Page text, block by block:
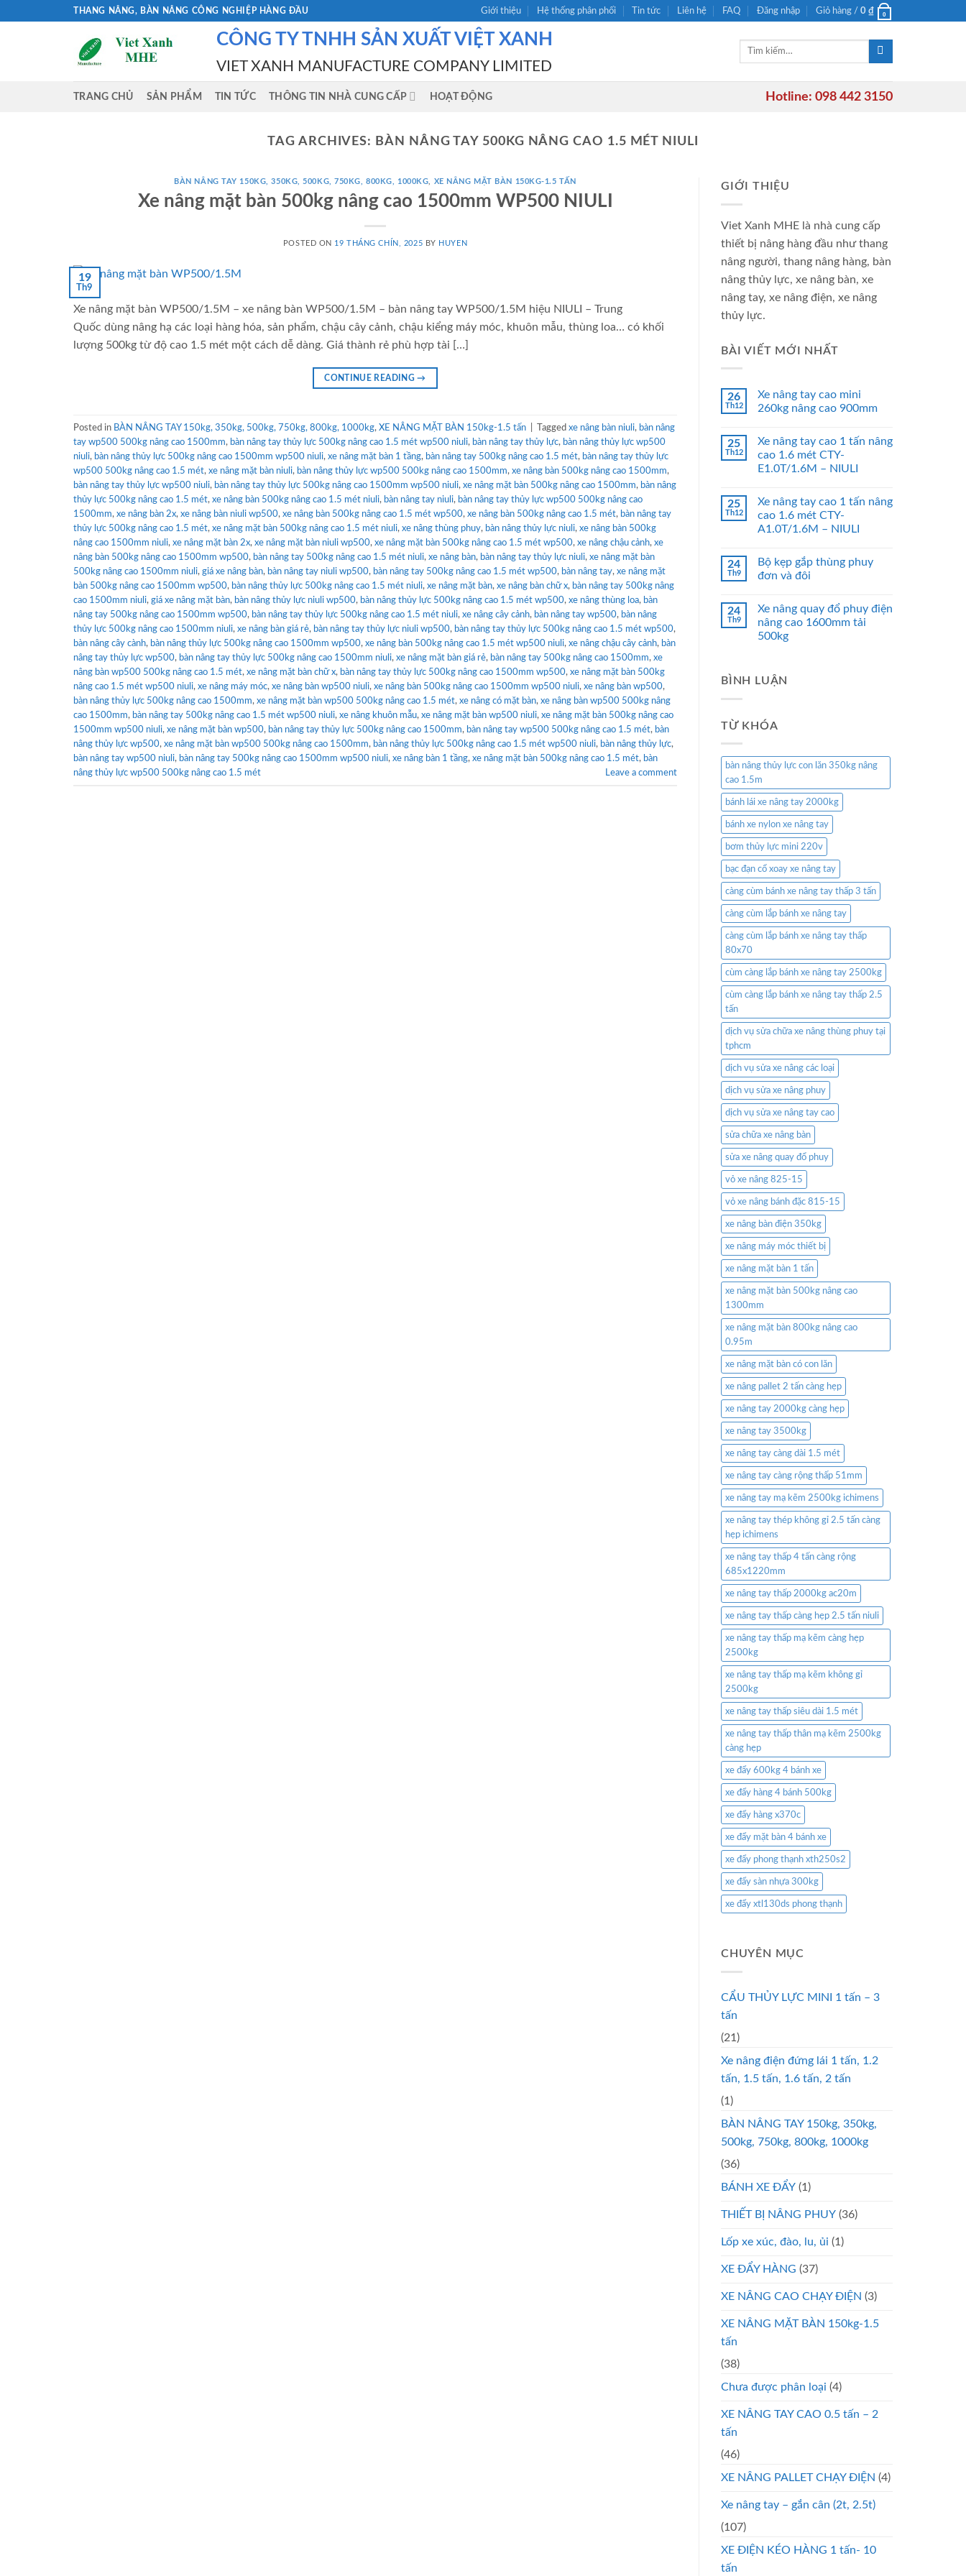
THANG NÂNG, BÀN NÂNG CÔNG NGHIỆP HÀNG ĐẦU Giới thiệu Hệ thống phân phối Tin tức Liên hệ FAQ Đăng nhập Giỏ hàng / 0 ₫ 0
CÔNG TY TNHH SẢN XUẤT VIỆT XANH
VIET XANH MANUFACTURE COMPANY LIMITED
Tìm
TRANG CHỦ SẢN PHẨM TIN TỨC THÔNG TIN NHÀ CUNG CẤP HOẠT ĐỘNG Hotline: 098 442 3150
TAG ARCHIVES: BÀN NÂNG TAY 500KG NÂNG CAO 1.5 MÉT NIULI
BÀN NÂNG TAY 150KG, 350KG, 500KG, 750KG, 800KG, 1000KG XE NÂNG MẶT BÀN 150KG-1.5 TẤN
Xe nâng mặt bàn 500kg nâng cao 1500mm WP500 NIULI
POSTED ON 19 THÁNG CHÍN, 2025 BY HUYEN
19
Th9
Xe nâng mặt bàn WP500/1.5M – xe nâng bàn WP500/1.5M – bàn nâng tay WP500/1.5M hiệu NIULI – Trung
Quốc dùng nâng hạ các loại hàng hóa, sản phẩm, chậu cây cảnh, chậu kiểng máy móc, khuôn mẫu, thùng loa… có khối
lượng 500kg từ độ cao 1.5 mét một cách dễ dàng. Giá thành rẻ phù hợp tài […]
CONTINUE READING→
Posted in BÀN NÂNG TAY 150kg, 350kg, 500kg, 750kg, 800kg, 1000kg, XE NÂNG MẶT BÀN 150kg-1.5 tấn Tagged xe nâng bàn niuli, bàn nâng
tay wp500 500kg nâng cao 1500mm, bàn nâng tay thủy lực 500kg nâng cao 1.5 mét wp500 niuli, bàn nâng tay thủy lực, bàn nâng thủy lực wp500
niuli, bàn nâng thủy lực 500kg nâng cao 1500mm wp500 niuli, xe nâng mặt bàn 1 tầng, bàn nâng tay 500kg nâng cao 1.5 mét, bàn nâng tay thủy lực
wp500 500kg nâng cao 1.5 mét, xe nâng mặt bàn niuli, bàn nâng thủy lực wp500 500kg nâng cao 1500mm, xe nâng bàn 500kg nâng cao 1500mm,
bàn nâng tay thủy lực wp500 niuli, bàn nâng tay thủy lực 500kg nâng cao 1500mm wp500 niuli, xe nâng mặt bàn 500kg nâng cao 1500mm, bàn nâng
thủy lực 500kg nâng cao 1.5 mét, xe nâng bàn 500kg nâng cao 1.5 mét niuli, bàn nâng tay niuli, bàn nâng tay thủy lực wp500 500kg nâng cao
1500mm, xe nâng bàn 2x, xe nâng bàn niuli wp500, xe nâng bàn 500kg nâng cao 1.5 mét wp500, xe nâng bàn 500kg nâng cao 1.5 mét, bàn nâng tay
thủy lực 500kg nâng cao 1.5 mét, xe nâng mặt bàn 500kg nâng cao 1.5 mét niuli, xe nâng thùng phuy, bàn nâng thủy lực niuli, xe nâng bàn 500kg
nâng cao 1500mm niuli, xe nâng mặt bàn 2x, xe nâng mặt bàn niuli wp500, xe nâng mặt bàn 500kg nâng cao 1.5 mét wp500, xe nâng chậu cảnh, xe
nâng bàn 500kg nâng cao 1500mm wp500, bàn nâng tay 500kg nâng cao 1.5 mét niuli, xe nâng bàn, bàn nâng tay thủy lực niuli, xe nâng mặt bàn
500kg nâng cao 1500mm niuli, giá xe nâng bàn, bàn nâng tay niuli wp500, bàn nâng tay 500kg nâng cao 1.5 mét wp500, bàn nâng tay, xe nâng mặt
bàn 500kg nâng cao 1500mm wp500, bàn nâng thủy lực 500kg nâng cao 1.5 mét niuli, xe nâng mặt bàn, xe nâng bàn chữ x, bàn nâng tay 500kg nâng
cao 1500mm niuli, giá xe nâng mặt bàn, bàn nâng thủy lực niuli wp500, bàn nâng thủy lực 500kg nâng cao 1.5 mét wp500, xe nâng thùng loa, bàn
nâng tay 500kg nâng cao 1500mm wp500, bàn nâng tay thủy lực 500kg nâng cao 1.5 mét niuli, xe nâng cây cảnh, bàn nâng tay wp500, bàn nâng
thủy lực 500kg nâng cao 1500mm niuli, xe nâng bàn giá rẻ, bàn nâng tay thủy lực niuli wp500, bàn nâng tay thủy lực 500kg nâng cao 1.5 mét wp500,
bàn nâng cây cành, bàn nâng thủy lực 500kg nâng cao 1500mm wp500, xe nâng bàn 500kg nâng cao 1.5 mét wp500 niuli, xe nâng chậu cây cảnh, bàn
nâng tay thủy lực wp500, bàn nâng tay thủy lực 500kg nâng cao 1500mm niuli, xe nâng mặt bàn giá rẻ, bàn nâng tay 500kg nâng cao 1500mm, xe
nâng bàn wp500 500kg nâng cao 1.5 mét, xe nâng mặt bàn chữ x, bàn nâng tay thủy lực 500kg nâng cao 1500mm wp500, xe nâng mặt bàn 500kg
nâng cao 1.5 mét wp500 niuli, xe nâng máy móc, xe nâng bàn wp500 niuli, xe nâng bàn 500kg nâng cao 1500mm wp500 niuli, xe nâng bàn wp500,
bàn nâng thủy lực 500kg nâng cao 1500mm, xe nâng mặt bàn wp500 500kg nâng cao 1.5 mét, xe nâng có mặt bàn, xe nâng bàn wp500 500kg nâng
cao 1500mm, bàn nâng tay 500kg nâng cao 1.5 mét wp500 niuli, xe nâng khuôn mẫu, xe nâng mặt bàn wp500 niuli, xe nâng mặt bàn 500kg nâng cao
1500mm wp500 niuli, xe nâng mặt bàn wp500, bàn nâng tay thủy lực 500kg nâng cao 1500mm, bàn nâng tay wp500 500kg nâng cao 1.5 mét, bàn
nâng thủy lực wp500, xe nâng mặt bàn wp500 500kg nâng cao 1500mm, bàn nâng thủy lực 500kg nâng cao 1.5 mét wp500 niuli, bàn nâng thủy lực,
bàn nâng tay wp500 niuli, bàn nâng tay 500kg nâng cao 1500mm wp500 niuli, xe nâng bàn 1 tầng, xe nâng mặt bàn 500kg nâng cao 1.5 mét, bàn
nâng thủy lực wp500 500kg nâng cao 1.5 mét
Leave a comment
GIỚI THIỆU
Viet Xanh MHE là nhà cung cấp
thiết bị nâng hàng đầu như thang
nâng người, thang nâng hàng, bàn
nâng thủy lực, xe nâng bàn, xe
nâng tay, xe nâng điện, xe nâng
thủy lực.
BÀI VIẾT MỚI NHẤT
26
Th12
Xe nâng tay cao mini
260kg nâng cao 900mm
25
Th12
Xe nâng tay cao 1 tấn nâng
cao 1.6 mét CTY-
E1.0T/1.6M – NIULI
25
Th12
Xe nâng tay cao 1 tấn nâng
cao 1.6 mét CTY-
A1.0T/1.6M – NIULI
24
Th9
Bộ kẹp gắp thùng phuy
đơn và đôi
24
Th9
Xe nâng quay đổ phuy điện
nâng cao 1600mm tải
500kg
BÌNH LUẬN
TỪ KHÓA
bàn nâng thủy lực con lăn 350kg nâng
cao 1.5m
bánh lái xe nâng tay 2000kg
bánh xe nylon xe nâng tay
bơm thủy lực mini 220v
bạc đạn cổ xoay xe nâng tay
càng cùm bánh xe nâng tay thấp 3 tấn
càng cùm lắp bánh xe nâng tay
càng cùm lắp bánh xe nâng tay thấp
80x70
cùm càng lắp bánh xe nâng tay 2500kg
cùm càng lắp bánh xe nâng tay thấp 2.5
tấn
dịch vụ sửa chữa xe nâng thùng phuy tại
tphcm
dịch vụ sửa xe nâng các loại
dịch vụ sửa xe nâng phuy
dịch vụ sửa xe nâng tay cao
sửa chữa xe nâng bàn
sửa xe nâng quay đổ phuy
vỏ xe nâng 825-15
vỏ xe nâng bánh đặc 815-15
xe nâng bàn điện 350kg
xe nâng máy móc thiết bị
xe nâng mặt bàn 1 tấn
xe nâng mặt bàn 500kg nâng cao
1300mm
xe nâng mặt bàn 800kg nâng cao
0.95m
xe nâng mặt bàn có con lăn
xe nâng pallet 2 tấn càng hẹp
xe nâng tay 2000kg càng hẹp
xe nâng tay 3500kg
xe nâng tay càng dài 1.5 mét
xe nâng tay càng rộng thấp 51mm
xe nâng tay mạ kẽm 2500kg ichimens
xe nâng tay thép không gỉ 2.5 tấn càng
hẹp ichimens
xe nâng tay thấp 4 tấn càng rộng
685x1220mm
xe nâng tay thấp 2000kg ac20m
xe nâng tay thấp càng hẹp 2.5 tấn niuli
xe nâng tay thấp mạ kẽm càng hẹp
2500kg
xe nâng tay thấp mạ kẽm không gỉ
2500kg
xe nâng tay thấp siêu dài 1.5 mét
xe nâng tay thấp thân mạ kẽm 2500kg
càng hẹp
xe đẩy 600kg 4 bánh xe
xe đẩy hàng 4 bánh 500kg
xe đẩy hàng x370c
xe đẩy mặt bàn 4 bánh xe
xe đẩy phong thạnh xth250s2
xe đẩy sàn nhựa 300kg
xe đẩy xtl130ds phong thạnh
CHUYÊN MỤC
CẨU THỦY LỰC MINI 1 tấn – 3
tấn
(21)
Xe nâng điện đứng lái 1 tấn, 1.2
tấn, 1.5 tấn, 1.6 tấn, 2 tấn
(1)
BÀN NÂNG TAY 150kg, 350kg,
500kg, 750kg, 800kg, 1000kg
(36)
BÁNH XE ĐẨY (1)
THIẾT BỊ NÂNG PHUY (36)
Lốp xe xúc, đào, lu, ủi (1)
XE ĐẨY HÀNG (37)
XE NÂNG CAO CHẠY ĐIỆN (3)
XE NÂNG MẶT BÀN 150kg-1.5
tấn
(38)
Chưa được phân loại (4)
XE NÂNG TAY CAO 0.5 tấn – 2
tấn
(46)
XE NÂNG PALLET CHẠY ĐIỆN (4)
Xe nâng tay – gắn cân (2t, 2.5t)
(107)
XE ĐIỆN KÉO HÀNG 1 tấn- 10
tấn